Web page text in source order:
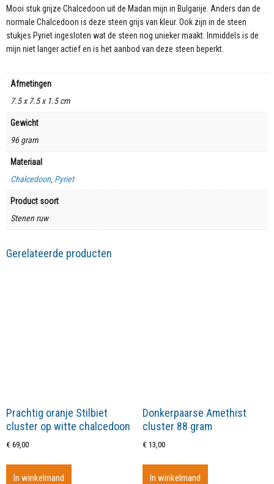
Mooi stuk grijze Chalcedoon uit de Madan mijn in Bulgarije. Anders dan de
normale Chalcedoon is deze steen grijs van kleur. Ook zijn in de steen
stukjes Pyriet ingesloten wat de steen nog unieker maakt. Inmiddels is de
mijn niet langer actief en is het aanbod van deze steen beperkt.
Afmetingen
7.5 x 7.5 x 1.5 cm
Gewicht
96 gram
Materiaal
Chalcedoon, Pyriet
Product soort
Stenen ruw
Gerelateerde producten
Prachtig oranje Stilbiet
cluster op witte chalcedoon
€ 69,00
In winkelmand
Donkerpaarse Amethist
cluster 88 gram
€ 13,00
In winkelmand